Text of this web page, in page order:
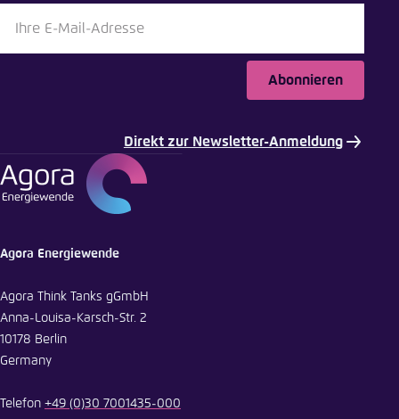
Abonnieren
Direkt zur Newsletter-Anmeldung
Agora Energiewende
Agora Think Tanks gGmbH
Anna-Louisa-Karsch-Str. 2
10178 Berlin
Germany
Telefon +49 (0)30 7001435-000